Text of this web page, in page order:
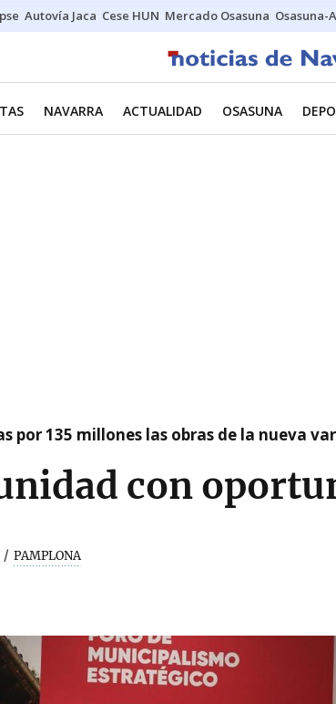
Autovía Jaca Cese HUN Mercado Osasuna Osasuna-
NAVARRA ACTUALIDAD OSASUNA
por 135 millones las obras de la nueva
con
PAMPLONA